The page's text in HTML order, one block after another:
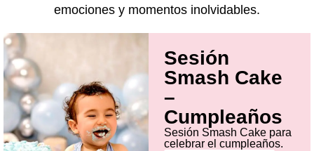
emociones y momentos inolvidables.
Sesión
Smash Cake
–
Cumpleaños
Sesión Smash Cake para
celebrar el cumpleaños.